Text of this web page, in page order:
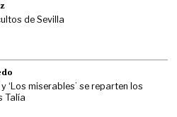
de Sevilla
y ‘Los miserables’ se reparten los
Talía